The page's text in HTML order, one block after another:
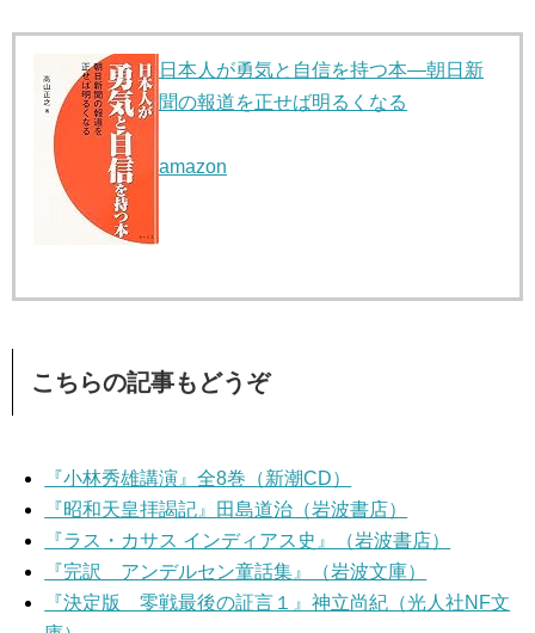
日本人が勇気と自信を持つ本―朝日新
聞の報道を正せば明るくなる
amazon
こちらの記事もどうぞ
『小林秀雄講演』全8巻（新潮CD）
『昭和天皇拝謁記』田島道治（岩波書店）
『ラス・カサス インディアス史』（岩波書店）
『完訳 アンデルセン童話集』（岩波文庫）
『決定版 零戦最後の証言１』神立尚紀（光人社NF文